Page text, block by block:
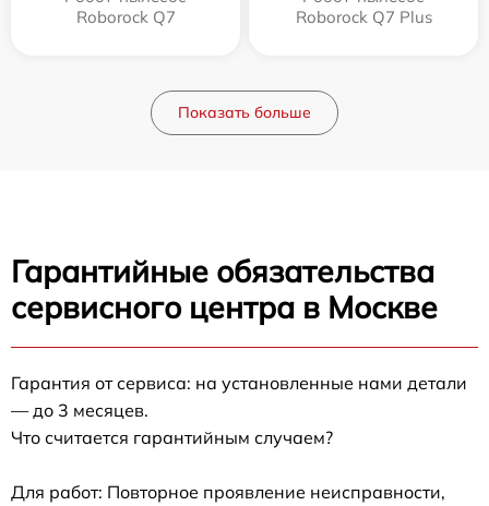
Roborock Q7
Roborock Q7 Plus
Показать больше
Гарантийные обязательства
сервисного центра в Москве
Гарантия от сервиса: на установленные нами детали
— до 3 месяцев.
Что считается гарантийным случаем?
Для работ: Повторное проявление неисправности,